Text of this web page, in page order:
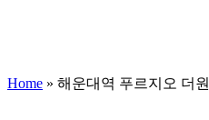
Home » 해운대역 푸르지오 더원